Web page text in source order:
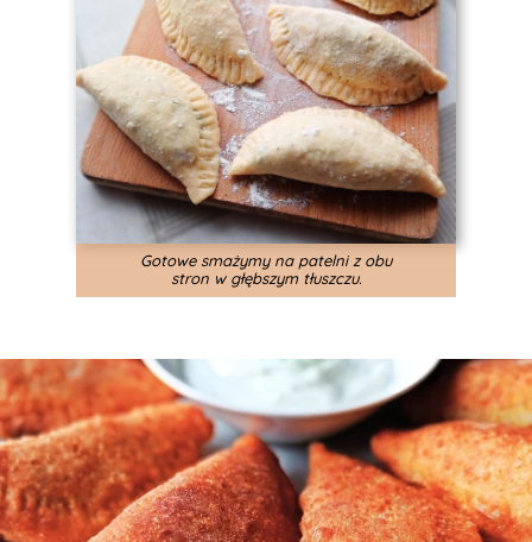
Gotowe smażymy na patelni z obu
stron w głębszym tłuszczu.